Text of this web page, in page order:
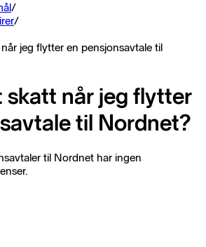
/
/
jeg flytter en pensjonsavtale til
skatt når jeg flytter
til Nordnet?
til Nordnet har ingen